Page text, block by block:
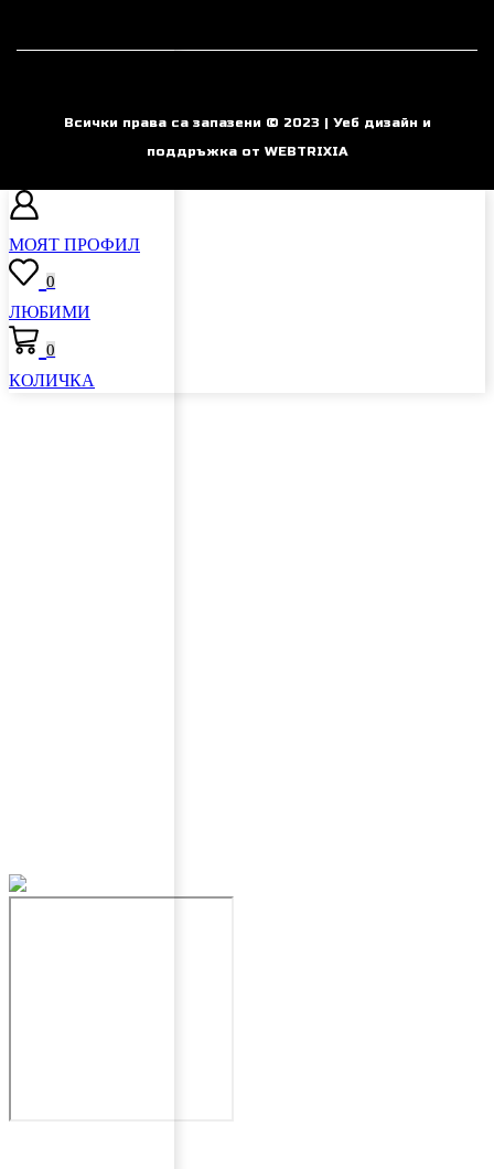
Всички права са запазени © 2023 | Уеб дизайн и
поддръжка от WEBTRIXIA
МОЯТ ПРОФИЛ
0
ЛЮБИМИ
0
КОЛИЧКА